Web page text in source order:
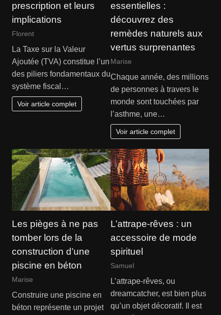
prescription et leurs
implications
Florent
La Taxe sur la Valeur
Ajoutée (TVA) constitue l’un
des piliers fondamentaux du
système fiscal…
Voir article complet
essentielles :
découvrez des
remèdes naturels aux
vertus surprenantes
Marise
Chaque année, des millions
de personnes à travers le
monde sont touchées par
l’asthme, une…
Voir article complet
Les pièges à ne pas
tomber lors de la
construction d’une
piscine en béton
Marise
Construire une piscine en
béton représente un projet
L’attrape-rêves : un
accessoire de mode
spirituel
Samuel
L’attrape-rêves, ou
dreamcatcher, est bien plus
qu’un objet décoratif. Il est